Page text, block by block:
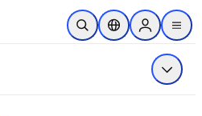
メインのコンテンツにスキップ
検索を開くロケーションセレ
Sign in to
menu
メニュ